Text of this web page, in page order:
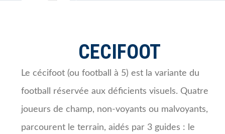
CECIFOOT
Le cécifoot (ou football à 5) est la variante du
football réservée aux déficients visuels. Quatre
joueurs de champ, non-voyants ou malvoyants,
parcourent le terrain, aidés par 3 guides : le